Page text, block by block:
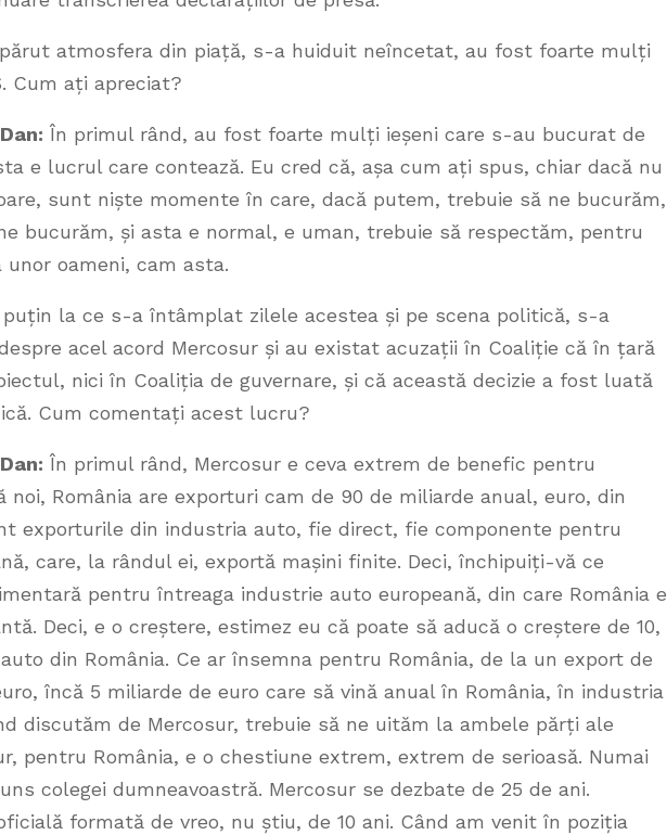
atmosfera din piață, s-a huiduit neîncetat, au fost foarte mulți
Cum ați apreciat?
În primul rând, au fost foarte mulți ieșeni care s-au bucurat de
e lucrul care contează. Eu cred că, așa cum ați spus, chiar dacă nu
sunt niște momente în care, dacă putem, trebuie să ne bucurăm,
bucurăm, și asta e normal, e uman, trebuie să respectăm, pentru
oameni, cam asta.
la ce s-a întâmplat zilele acestea și pe scena politică, s-a
acel acord Mercosur și au existat acuzații în Coaliție că în țară
nici în Coaliția de guvernare, și că această decizie a fost luată
Cum comentați acest lucru?
În primul rând, Mercosur e ceva extrem de benefic pentru
noi, România are exporturi cam de 90 de miliarde anual, euro, din
exporturile din industria auto, fie direct, fie componente pentru
care, la rândul ei, exportă mașini finite. Deci, închipuiți-vă ce
pentru întreaga industrie auto europeană, din care România e
Deci, e o creștere, estimez eu că poate să aducă o creștere de 10,
din România. Ce ar însemna pentru România, de la un export de
încă 5 miliarde de euro care să vină anual în România, în industria
discutăm de Mercosur, trebuie să ne uităm la ambele părți ale
pentru România, e o chestiune extrem, extrem de serioasă. Numai
colegei dumneavoastră. Mercosur se dezbate de 25 de ani.
formată de vreo, nu știu, de 10 ani. Când am venit în poziția